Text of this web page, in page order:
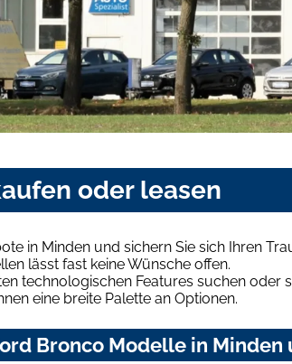
oder leasen
in Minden und sichern Sie sich Ihren
lässt fast keine Wünsche offen.
technologischen Features suchen
eine breite Palette an Optionen.
Bronco Modelle in